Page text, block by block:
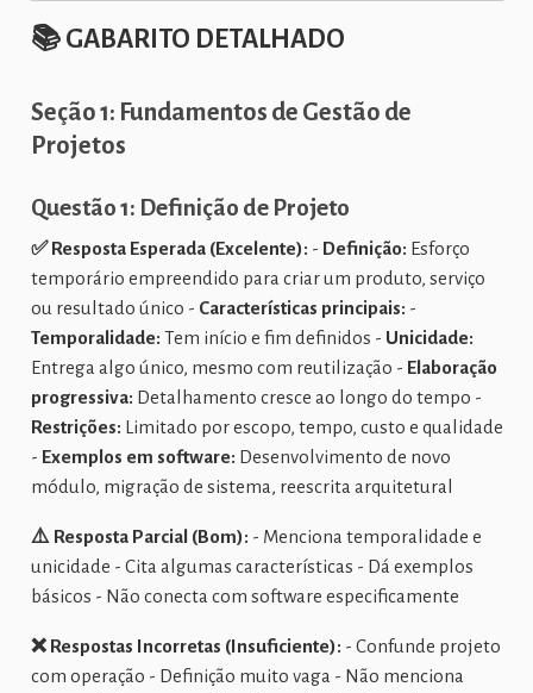
📚 GABARITO DETALHADO
Seção 1: Fundamentos de Gestão de
Projetos
Questão 1: Definição de Projeto
✅ Resposta Esperada (Excelente): - Definição: Esforço
temporário empreendido para criar um produto, serviço
ou resultado único - Características principais: -
Temporalidade: Tem início e fim definidos - Unicidade:
Entrega algo único, mesmo com reutilização - Elaboração
progressiva: Detalhamento cresce ao longo do tempo -
Restrições: Limitado por escopo, tempo, custo e qualidade
- Exemplos em software: Desenvolvimento de novo
módulo, migração de sistema, reescrita arquitetural
⚠️ Resposta Parcial (Bom): - Menciona temporalidade e
unicidade - Cita algumas características - Dá exemplos
básicos - Não conecta com software especificamente
❌ Respostas Incorretas (Insuficiente): - Confunde projeto
com operação - Definição muito vaga - Não menciona